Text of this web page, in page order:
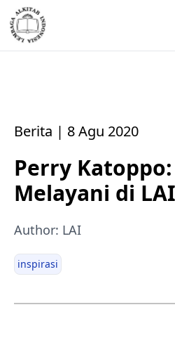
Berita | 8 Agu 2020
Perry
Melayani di LAI
Author: LAI
inspirasi